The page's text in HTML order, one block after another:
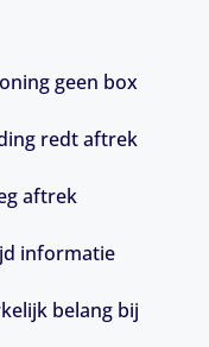
geen box
redt aftrek
aftrek
informatie
belang bij